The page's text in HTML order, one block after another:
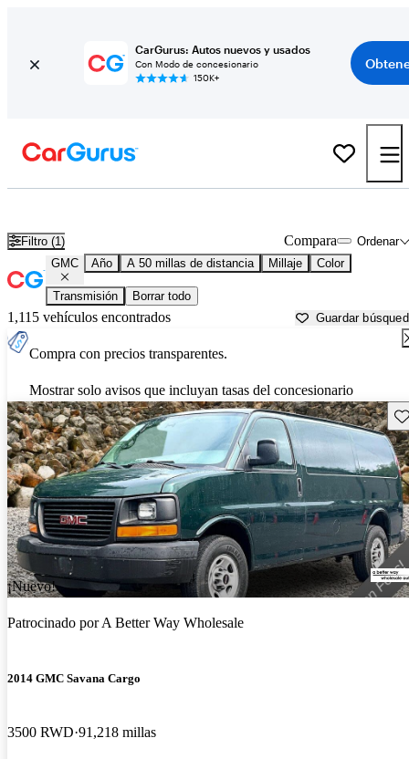
CarGurus: Autos nuevos y usados
Con Modo de concesionario
150K+
Filtro (1) Ordenar
Compara
GMC Año A 50 millas de distancia Millaje Color
Transmisión Borrar todo
1,115 vehículos encontrados Guardar
Compra con precios transparentes.
Mostrar solo avisos que incluyan tasas del concesionario
¡Nuevo!
Patrocinado porA Better Way Wholesale
2014 GMC Savana Cargo
3500 RWD 91,218 millas